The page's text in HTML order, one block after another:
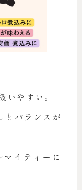
いやすい。
とバランスが
イティーに